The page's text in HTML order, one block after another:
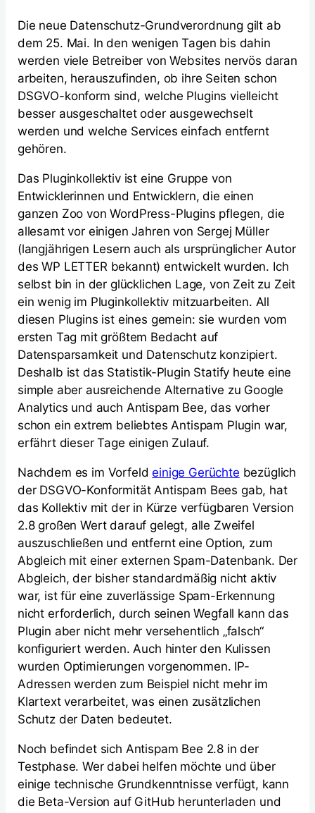
Die neue Datenschutz-Grundverordnung gilt ab
dem 25. Mai. In den wenigen Tagen bis dahin
werden viele Betreiber von Websites nervös daran
arbeiten, herauszufinden, ob ihre Seiten schon
DSGVO-konform sind, welche Plugins vielleicht
besser ausgeschaltet oder ausgewechselt
werden und welche Services einfach entfernt
gehören.
Das Pluginkollektiv ist eine Gruppe von
Entwicklerinnen und Entwicklern, die einen
ganzen Zoo von WordPress-Plugins pflegen, die
allesamt vor einigen Jahren von Sergej Müller
(langjährigen Lesern auch als ursprünglicher Autor
des WP LETTER bekannt) entwickelt wurden. Ich
selbst bin in der glücklichen Lage, von Zeit zu Zeit
ein wenig im Pluginkollektiv mitzuarbeiten. All
diesen Plugins ist eines gemein: sie wurden vom
ersten Tag mit größtem Bedacht auf
Datensparsamkeit und Datenschutz konzipiert.
Deshalb ist das Statistik-Plugin Statify heute eine
simple aber ausreichende Alternative zu Google
Analytics und auch Antispam Bee, das vorher
schon ein extrem beliebtes Antispam Plugin war,
erfährt dieser Tage einigen Zulauf.
Nachdem es im Vorfeldeinige Gerüchte bezüglich
der DSGVO-Konformität Antispam Bees gab, hat
das Kollektiv mit der in Kürze verfügbaren Version
2.8 großen Wert darauf gelegt, alle Zweifel
auszuschließen und entfernt eine Option, zum
Abgleich mit einer externen Spam-Datenbank. Der
Abgleich, der bisher standardmäßig nicht aktiv
war, ist für eine zuverlässige Spam-Erkennung
nicht erforderlich, durch seinen Wegfall kann das
Plugin aber nicht mehr versehentlich „falsch“
konfiguriert werden. Auch hinter den Kulissen
wurden Optimierungen vorgenommen. IP-
Adressen werden zum Beispiel nicht mehr im
Klartext verarbeitet, was einen zusätzlichen
Schutz der Daten bedeutet.
Noch befindet sich Antispam Bee 2.8 in der
Testphase. Wer dabei helfen möchte und über
einige technische Grundkenntnisse verfügt, kann
die Beta-Version auf GitHub herunterladen und